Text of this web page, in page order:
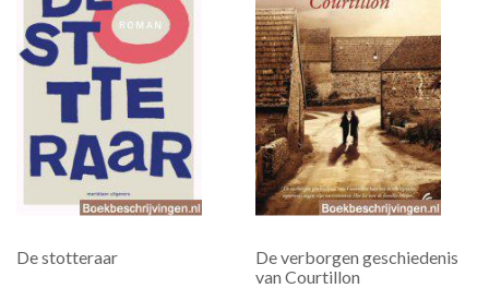
De stotteraar
De verborgen geschiedenis
van Courtillon